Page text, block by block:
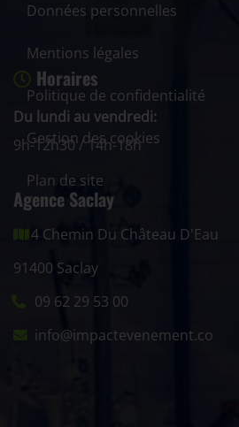
Données personnelles
Mentions légales
Politique de confidentialité
Gestion des cookies
Plan de site
Horaires
Du lundi au vendredi:
9h-12h30 / 14h-18h
Agence Saclay
4 Chemin Du Château D'Eau
91400 Saclay
09 62 29 53 00
info@impactevenement.co